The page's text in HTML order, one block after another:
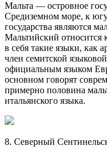
Мальта — островное
Средиземном море, к
государства являются
Мальтийский относится
в себя такие языки, как
член семитской
официальным языком
основном говорят
примерно половина
итальянского языка.
8. Северный